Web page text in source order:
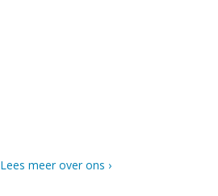
Lees meer over ons ›